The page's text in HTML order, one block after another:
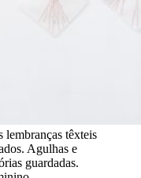
lembranças têxteis
Agulhas e
guardadas.